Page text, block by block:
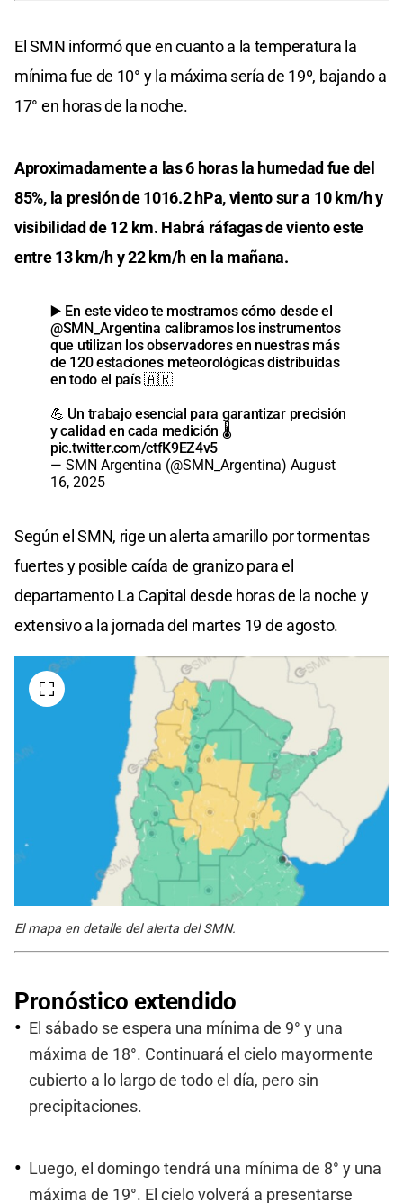
El SMN informó que en cuanto a la temperatura la
mínima fue de 10° y la máxima sería de 19º, bajando a
17° en horas de la noche.
Aproximadamente a las 6 horas la humedad fue del
85%, la presión de 1016.2 hPa, viento sur a 10 km/h y
visibilidad de 12 km. Habrá ráfagas de viento este
entre 13 km/h y 22 km/h en la mañana.
▶️ En este video te mostramos cómo desde el
@SMN_Argentina calibramos los instrumentos
que utilizan los observadores en nuestras más
de 120 estaciones meteorológicas distribuidas
en todo el país 🇦🇷
💪 Un trabajo esencial para garantizar precisión
y calidad en cada medición 🌡️
pic.twitter.com/ctfK9EZ4v5
— SMN Argentina (@SMN_Argentina) August
16, 2025
Según el SMN, rige un alerta amarillo por tormentas
fuertes y posible caída de granizo para el
departamento La Capital desde horas de la noche y
extensivo a la jornada del martes 19 de agosto.
El mapa en detalle del alerta del SMN.
Pronóstico extendido
El sábado se espera una mínima de 9° y una
máxima de 18°. Continuará el cielo mayormente
cubierto a lo largo de todo el día, pero sin
precipitaciones.
Luego, el domingo tendrá una mínima de 8° y una
máxima de 19°. El cielo volverá a presentarse